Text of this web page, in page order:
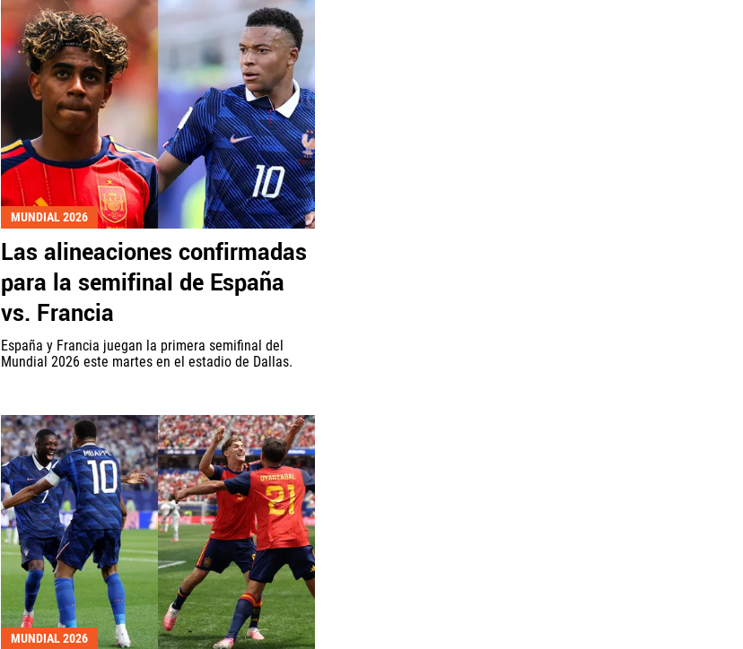
MUNDIAL 2026
Las alineaciones confirmadas
para la semifinal de España
vs. Francia
España y Francia juegan la primera semifinal del
Mundial 2026 este martes en el estadio de Dallas.
MUNDIAL 2026